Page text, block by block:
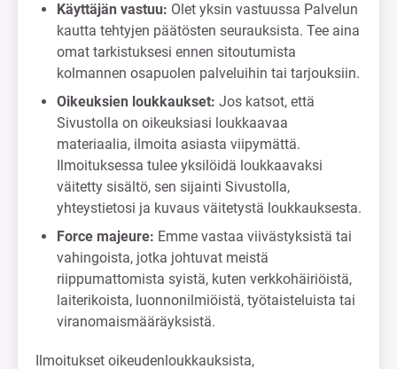
Käyttäjän vastuu: Olet yksin vastuussa Palvelun
kautta tehtyjen päätösten seurauksista. Tee aina
omat tarkistuksesi ennen sitoutumista
kolmannen osapuolen palveluihin tai tarjouksiin.
Oikeuksien loukkaukset: Jos katsot, että
Sivustolla on oikeuksiasi loukkaavaa
materiaalia, ilmoita asiasta viipymättä.
Ilmoituksessa tulee yksilöidä loukkaavaksi
väitetty sisältö, sen sijainti Sivustolla,
yhteystietosi ja kuvaus väitetystä loukkauksesta.
Force majeure: Emme vastaa viivästyksistä tai
vahingoista, jotka johtuvat meistä
riippumattomista syistä, kuten verkkohäiriöistä,
laiterikoista, luonnonilmiöistä, työtaisteluista tai
viranomaismääräyksistä.
Ilmoitukset oikeudenloukkauksista,